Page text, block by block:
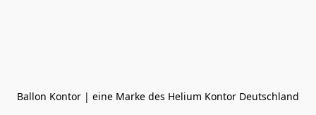
Ballon Kontor | eine Marke des Helium Kontor Deutschland